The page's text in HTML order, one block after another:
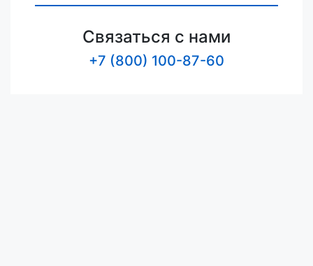
Связаться с нами
+7 (800) 100-87-60